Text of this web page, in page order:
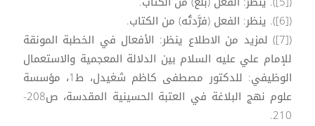
([6]). ينظر: الفعل (فرَّدتُه) من الكتاب.
([7]) لمزيد من الاطلاع ينظر: الأفعال في الخطبة المونقة
للإمام علي عليه السلام بين الدلالة المعجمية والاستعمال
الوظيفي: للدكتور مصطفى كاظم شغيدل، ط1، مؤسسة
علوم نهج البلاغة في العتبة الحسينية المقدسة، ص208-
210.